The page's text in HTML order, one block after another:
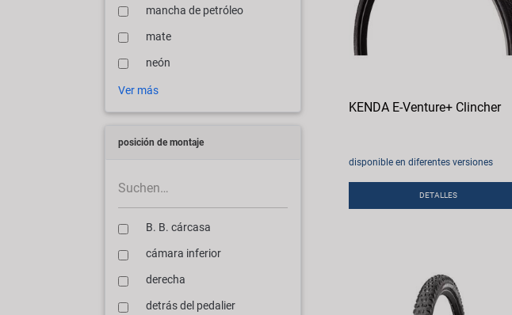
mancha de petróleo
mate
neón
Ver más
posición de montaje
B. B. cárcasa
cámara inferior
derecha
detrás del pedalier
KENDA E-Venture+ Clincher
disponible en diferentes versiones
DETALLES